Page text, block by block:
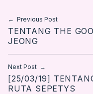
Post navigation
Previous Post
TENTANG THE
JEONG
Next Post
[25/03/19]
RUTA SEPETYS